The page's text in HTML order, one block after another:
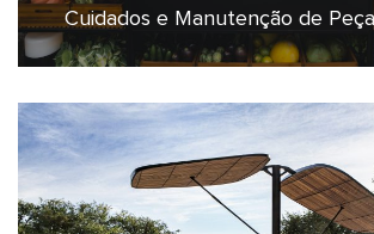
17 de junho de 2025
Cuidados e Manutenção de